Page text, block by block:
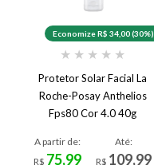
Economize R$ 34,00 (30%)
★ ★ ★ ★ ★
Protetor Solar Facial La
Roche-Posay Anthelios
Fps80 Cor 4.0 40g
A partir de:
R$ 75,99
Até:
R$ 109,99